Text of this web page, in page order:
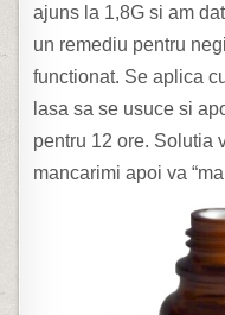
ajuns la 1,8G si am
un remediu pentru
functionat. Se aplica
lasa sa se usuce si
pentru 12 ore. Solutia
mancarimi apoi va